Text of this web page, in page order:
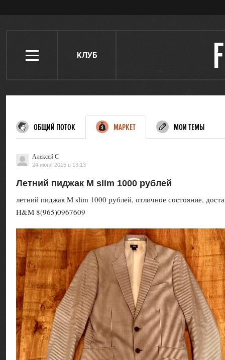
КЛУБ
ОБЩИЙ ПОТОК МАРКЕТ МОИ ТЕМЫ
Алексей С
24 июня 2016 в 13:13
Летний пиджак M slim 1000 рублей
летний пиджак M slim 1000 рублей, отличное состояние,
H&M 8(965)0967609